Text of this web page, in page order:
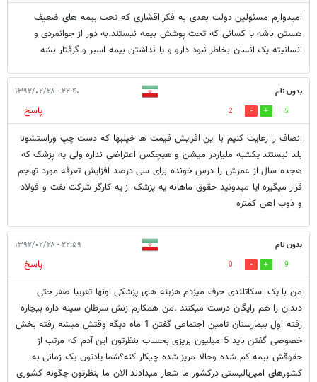
امیدوارم مسئولین دولت بعدی به فکر اقشاری که تحت بیمه های ضعیف
هستن باشه یا کسانی که تحت پوشش بیمه نیستند.به دور از جوانمردی و
انسانیته یک انسان بخاطر نبود دارو و یا نداشتن بیمه اسیر و گرفتار بشه
بدون نام ۲۲:۴۰ - ۱۳۹۲/۰۲/۲۸
5
2
پاسخ
انصاف را رعایت کنیم با این افزایش قیمت ها خیلیها که دست چپ وراستشونا
بلد نیستند یکشبه ملیاردر میشن و هیچکس اعتراضی نداره ولی یه پزشک که
هجده سال از عمرش را درس خونده برای سی درصد افزایش تعرفه مورد تهاجم
قرار میگیره ایا میدونید حقوق ماهانه یه پزشک از یه کارگر شرکت نفت و فولاد
و ذوب اهن کمتره
بدون نام ۲۲:۵۹ - ۱۳۹۲/۰۲/۲۸
9
0
پاسخ
من با یک اسکاتلندی حرف میزدم هزینه های پزشکی اونها تقریبا صفر حتی
دندان را هم رایگان درست میکنند .من همکارم زنش سرطان سینه داره بیچاره
رفته اول بیمارستان تامین اجتماعی گفتن 1 ماه دیگه وقتش میشه رفته بخش
خصوصی گفتن باید 5 میلیون بریزی بحساب بنظرتون این آدم که مرتب از
حقوقش بیمه کم شده وحالا مریز شده چیکار کنه؟شما یادتون یک زمانی به
کشورهای امپریالیستی درکشور ما شعار میدادند الان ما بنظرتون چگونه کشوری